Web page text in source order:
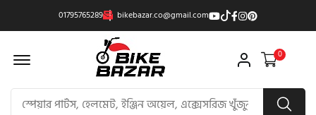
01795765289 bikebazar.co@gmail.com
Offcanvas Menu Open 0